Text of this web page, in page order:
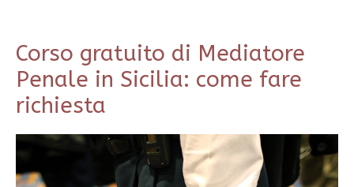
Corso gratuito di Mediatore
Penale in Sicilia: come fare
richiesta